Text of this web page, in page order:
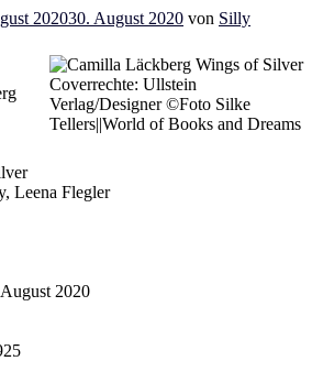
202030. August 2020 von Silly
Coverrechte: Ullstein
Verlag/Designer ©Foto Silke
Tellers||World of Books and Dreams
Leena Flegler
2020